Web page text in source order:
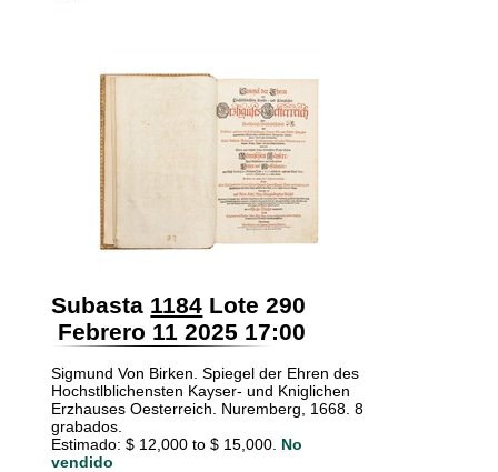
Subasta 1184 Lote 290
Febrero 11 2025 17:00
Sigmund Von Birken. Spiegel der Ehren des
Hochstlblichensten Kayser- und Kniglichen
Erzhauses Oesterreich. Nuremberg, 1668. 8
grabados.
Estimado: $ 12,000 to $ 15,000. No
vendido